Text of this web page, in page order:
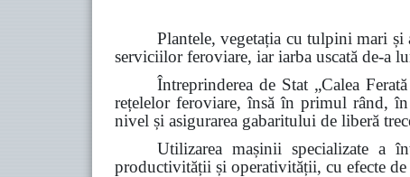
Plantele, vegetația cu tulpini mari
serviciilor feroviare, iar iarba uscată de-a
Întreprinderea de Stat „Calea
rețelelor feroviare, însă în primul rând,
nivel și asigurarea gabaritului de liberă
Utilizarea mașinii specializate a
productivității și operativității, cu efecte